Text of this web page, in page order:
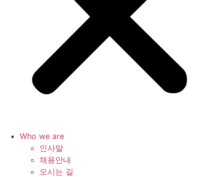
Who we are
인사말
채용안내
오시는 길